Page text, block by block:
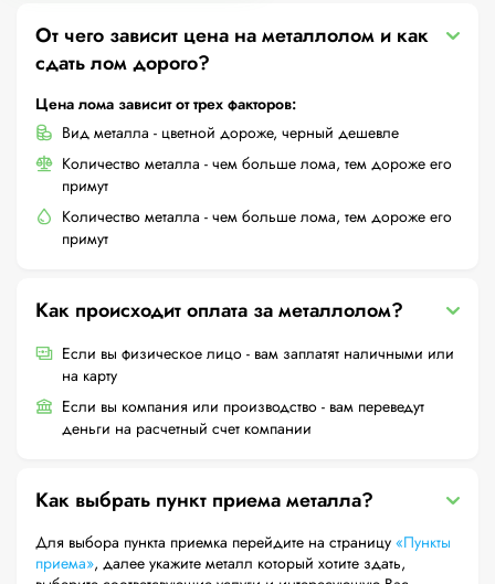
От чего зависит цена на металлолом и как
сдать лом дорого?
Цена лома зависит от трех факторов:
Вид металла - цветной дороже, черный дешевле
Количество металла - чем больше лома, тем дороже его
примут
Количество металла - чем больше лома, тем дороже его
примут
Как происходит оплата за металлолом?
Если вы физическое лицо - вам заплатят наличными или
на карту
Если вы компания или производство - вам переведут
деньги на расчетный счет компании
Как выбрать пункт приема металла?
Для выбора пункта приемка перейдите на страницу «Пункты
приема», далее укажите металл который хотите здать,